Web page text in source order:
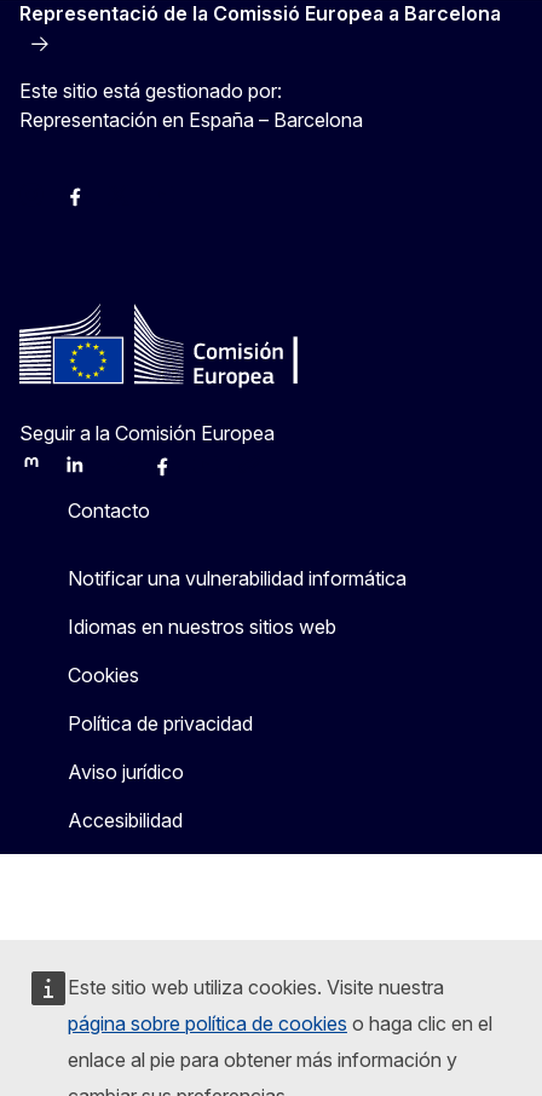
Este sitio web utiliza cookies. Visite nuestra
página sobre política de cookies o haga clic en el
enlace al pie para obtener más información y
Representació de la Comissió Europea a Barcelona
Este sitio está gestionado por:
Representación en España – Barcelona
InstagramFacebook
Seguir a la Comisión Europea
MastodonLinkedInBlueskyFacebook
Contacto
Notificar una vulnerabilidad informática
Idiomas en nuestros sitios web
Cookies
Política de privacidad
Aviso jurídico
Accesibilidad